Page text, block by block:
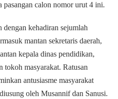
pasangan calon nomor urut 4 ini.
dengan kehadiran sejumlah
mantan sekretaris daerah,
kepala dinas pendidikan,
tokoh masyarakat. Ratusan
antusiasme masyarakat
oleh Musannif dan Sanusi.